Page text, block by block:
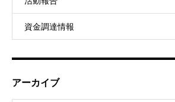
資金調達情報
アーカイブ